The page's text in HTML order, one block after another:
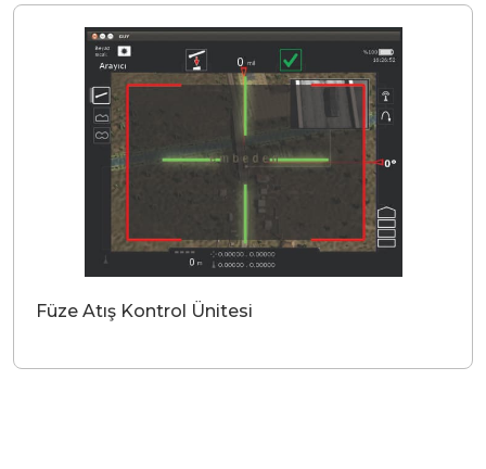
Füze Atış Kontrol Ünitesi